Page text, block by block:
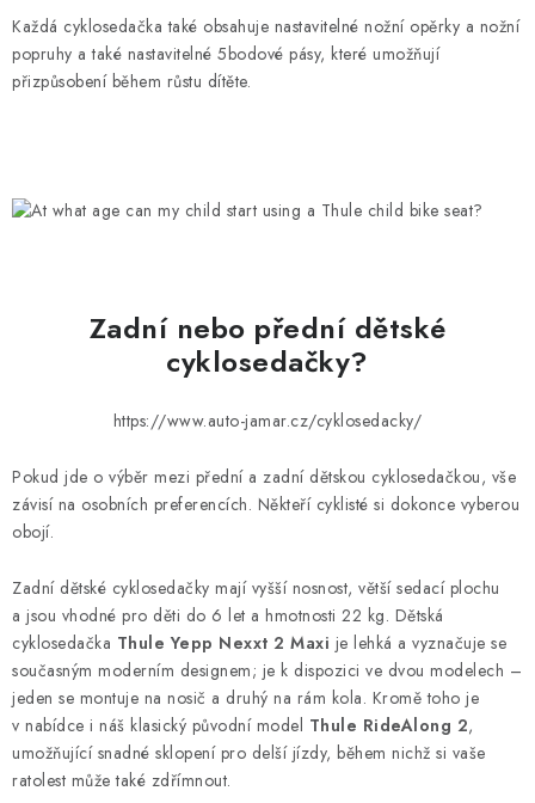
Každá cyklosedačka také obsahuje nastavitelné nožní opěrky a nožní
popruhy a také nastavitelné 5bodové pásy, které umožňují
přizpůsobení během růstu dítěte.
Zadní nebo přední dětské
cyklosedačky?
https://www.auto-jamar.cz/cyklosedacky/
Pokud jde o výběr mezi přední a zadní dětskou cyklosedačkou, vše
závisí na osobních preferencích. Někteří cyklisté si dokonce vyberou
obojí.
Zadní dětské cyklosedačky mají vyšší nosnost, větší sedací plochu
a jsou vhodné pro děti do 6 let a hmotnosti 22 kg. Dětská
cyklosedačka Thule Yepp Nexxt 2 Maxi je lehká a vyznačuje se
současným moderním designem; je k dispozici ve dvou modelech –
jeden se montuje na nosič a druhý na rám kola. Kromě toho je
v nabídce i náš klasický původní model Thule RideAlong 2,
umožňující snadné sklopení pro delší jízdy, během nichž si vaše
ratolest může také zdřímnout.